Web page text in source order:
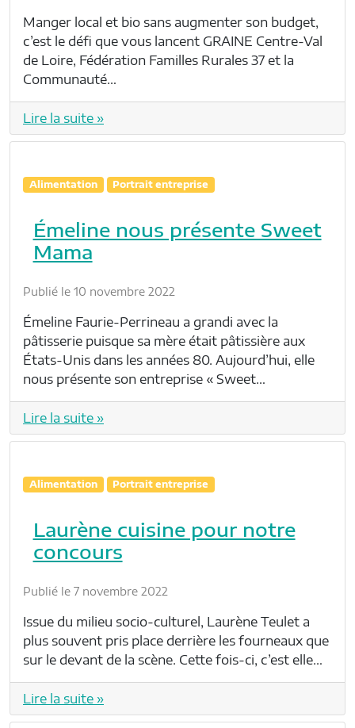
Manger local et bio sans augmenter son budget,
c’est le défi que vous lancent GRAINE Centre-Val
de Loire, Fédération Familles Rurales 37 et la
Communauté…
Lire la suite »
Alimentation Portrait entreprise
Émeline nous présente Sweet
Mama
Publié le 10 novembre 2022
Émeline Faurie-Perrineau a grandi avec la
pâtisserie puisque sa mère était pâtissière aux
États-Unis dans les années 80. Aujourd’hui, elle
nous présente son entreprise « Sweet…
Lire la suite »
Alimentation Portrait entreprise
Laurène cuisine pour notre
concours
Publié le 7 novembre 2022
Issue du milieu socio-culturel, Laurène Teulet a
plus souvent pris place derrière les fourneaux que
sur le devant de la scène. Cette fois-ci, c’est elle…
Lire la suite »